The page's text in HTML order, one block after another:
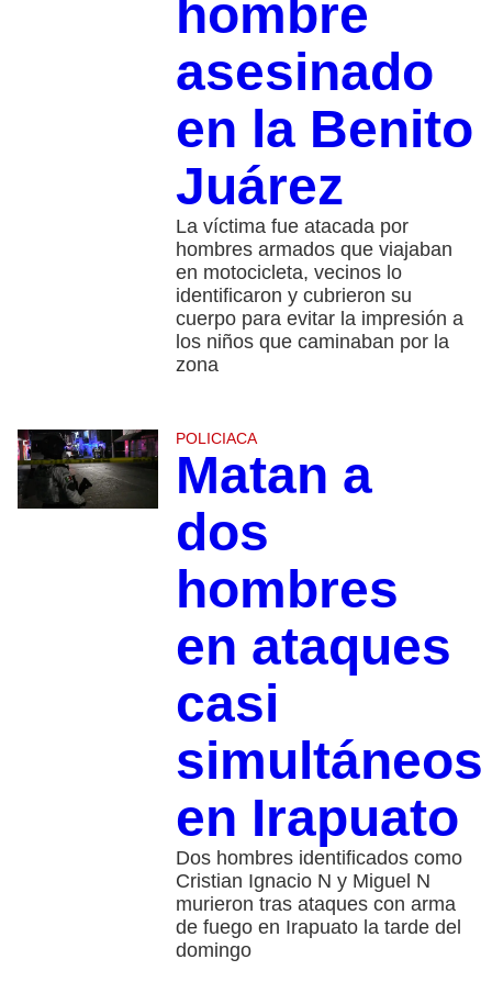
hombre
asesinado
en la Benito
Juárez
La víctima fue atacada por
hombres armados que viajaban
en motocicleta, vecinos lo
identificaron y cubrieron su
cuerpo para evitar la impresión a
los niños que caminaban por la
zona
POLICIACA
Matan a
dos
hombres
en ataques
casi
simultáneos
en Irapuato
Dos hombres identificados como
Cristian Ignacio N y Miguel N
murieron tras ataques con arma
de fuego en Irapuato la tarde del
domingo